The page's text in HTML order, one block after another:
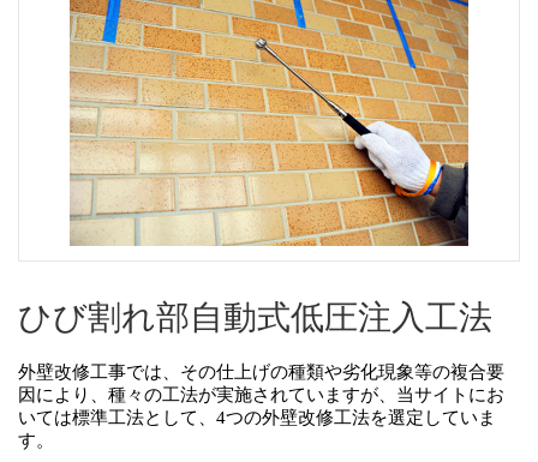
ひび割れ部自動式低圧注入工法
外壁改修工事では、その仕上げの種類や劣化現象等の複合要
因により、種々の工法が実施されていますが、当サイトにお
いては標準工法として、4つの外壁改修工法を選定していま
す。